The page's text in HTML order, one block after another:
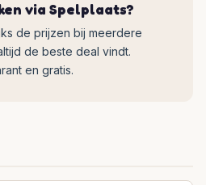
via Spelplaats?
de prijzen bij meerdere
de beste deal vindt.
en gratis.